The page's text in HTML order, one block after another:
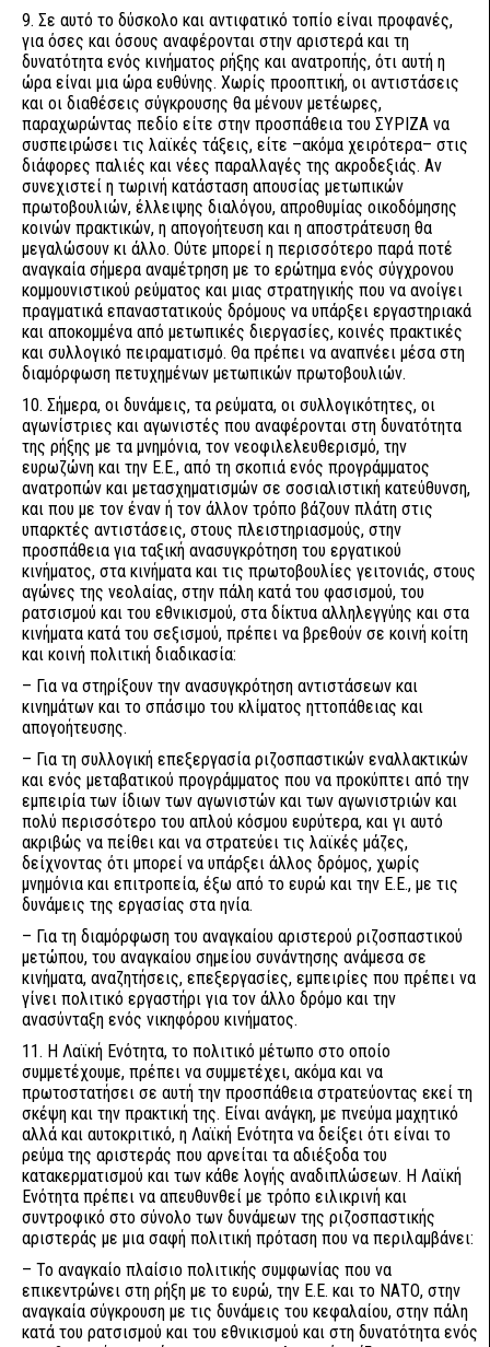
9. Σε αυτό το δύσκολο και αντιφατικό τοπίο είναι προφανές,
για όσες και όσους αναφέρονται στην αριστερά και τη
δυνατότητα ενός κινήματος ρήξης και ανατροπής, ότι αυτή η
ώρα είναι μια ώρα ευθύνης. Χωρίς προοπτική, οι αντιστάσεις
και οι διαθέσεις σύγκρουσης θα μένουν μετέωρες,
παραχωρώντας πεδίο είτε στην προσπάθεια του ΣΥΡΙΖΑ να
συσπειρώσει τις λαϊκές τάξεις, είτε –ακόμα χειρότερα– στις
διάφορες παλιές και νέες παραλλαγές της ακροδεξιάς. Αν
συνεχιστεί η τωρινή κατάσταση απουσίας μετωπικών
πρωτοβουλιών, έλλειψης διαλόγου, απροθυμίας οικοδόμησης
κοινών πρακτικών, η απογοήτευση και η αποστράτευση θα
μεγαλώσουν κι άλλο. Ούτε μπορεί η περισσότερο παρά ποτέ
αναγκαία σήμερα αναμέτρηση με το ερώτημα ενός σύγχρονου
κομμουνιστικού ρεύματος και μιας στρατηγικής που να ανοίγει
πραγματικά επαναστατικούς δρόμους να υπάρξει εργαστηριακά
και αποκομμένα από μετωπικές διεργασίες, κοινές πρακτικές
και συλλογικό πειραματισμό. Θα πρέπει να αναπνέει μέσα στη
διαμόρφωση πετυχημένων μετωπικών πρωτοβουλιών.
10. Σήμερα, οι δυνάμεις, τα ρεύματα, οι συλλογικότητες, οι
αγωνίστριες και αγωνιστές που αναφέρονται στη δυνατότητα
της ρήξης με τα μνημόνια, τον νεοφιλελευθερισμό, την
ευρωζώνη και την Ε.Ε., από τη σκοπιά ενός προγράμματος
ανατροπών και μετασχηματισμών σε σοσιαλιστική κατεύθυνση,
και που με τον έναν ή τον άλλον τρόπο βάζουν πλάτη στις
υπαρκτές αντιστάσεις, στους πλειστηριασμούς, στην
προσπάθεια για ταξική ανασυγκρότηση του εργατικού
κινήματος, στα κινήματα και τις πρωτοβουλίες γειτονιάς, στους
αγώνες της νεολαίας, στην πάλη κατά του φασισμού, του
ρατσισμού και του εθνικισμού, στα δίκτυα αλληλεγγύης και στα
κινήματα κατά του σεξισμού, πρέπει να βρεθούν σε κοινή κοίτη
και κοινή πολιτική διαδικασία:
– Για να στηρίξουν την ανασυγκρότηση αντιστάσεων και
κινημάτων και το σπάσιμο του κλίματος ηττοπάθειας και
απογοήτευσης.
– Για τη συλλογική επεξεργασία ριζοσπαστικών εναλλακτικών
και ενός μεταβατικού προγράμματος που να προκύπτει από την
εμπειρία των ίδιων των αγωνιστών και των αγωνιστριών και
πολύ περισσότερο του απλού κόσμου ευρύτερα, και γι αυτό
ακριβώς να πείθει και να στρατεύει τις λαϊκές μάζες,
δείχνοντας ότι μπορεί να υπάρξει άλλος δρόμος, χωρίς
μνημόνια και επιτροπεία, έξω από το ευρώ και την Ε.Ε., με τις
δυνάμεις της εργασίας στα ηνία.
– Για τη διαμόρφωση του αναγκαίου αριστερού ριζοσπαστικού
μετώπου, του αναγκαίου σημείου συνάντησης ανάμεσα σε
κινήματα, αναζητήσεις, επεξεργασίες, εμπειρίες που πρέπει να
γίνει πολιτικό εργαστήρι για τον άλλο δρόμο και την
ανασύνταξη ενός νικηφόρου κινήματος.
11. Η Λαϊκή Ενότητα, το πολιτικό μέτωπο στο οποίο
συμμετέχουμε, πρέπει να συμμετέχει, ακόμα και να
πρωτοστατήσει σε αυτή την προσπάθεια στρατεύοντας εκεί τη
σκέψη και την πρακτική της. Είναι ανάγκη, με πνεύμα μαχητικό
αλλά και αυτοκριτικό, η Λαϊκή Ενότητα να δείξει ότι είναι το
ρεύμα της αριστεράς που αρνείται τα αδιέξοδα του
κατακερματισμού και των κάθε λογής αναδιπλώσεων. Η Λαϊκή
Ενότητα πρέπει να απευθυνθεί με τρόπο ειλικρινή και
συντροφικό στο σύνολο των δυνάμεων της ριζοσπαστικής
αριστεράς με μια σαφή πολιτική πρόταση που να περιλαμβάνει:
– Το αναγκαίο πλαίσιο πολιτικής συμφωνίας που να
επικεντρώνει στη ρήξη με το ευρώ, την Ε.Ε. και το ΝΑΤΟ, στην
αναγκαία σύγκρουση με τις δυνάμεις του κεφαλαίου, στην πάλη
κατά του ρατσισμού και του εθνικισμού και στη δυνατότητα ενός